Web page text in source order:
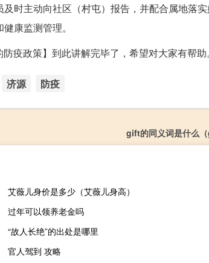
时主动向社区（村屯）报告，并配合属地落
康监测管理。
疫政策】到此讲解完毕了，希望对大家有帮助。
济源 防疫
gift的同义词是什么（
艾薇儿身价是多少（艾薇儿身高）
过年可以领养老金吗
“故人长绝”的出处是哪里
官人驾到 攻略